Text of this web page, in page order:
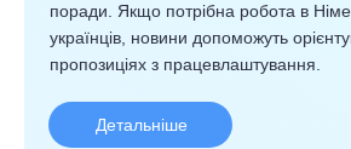
поради. Якщо потрібна робота в
українців, новини допоможуть
пропозиціях з працевлаштування.
Детальніше